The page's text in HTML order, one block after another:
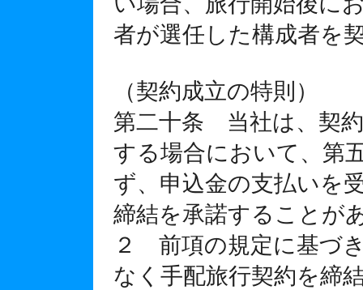
者が選任した構成者を
（契約成立の特則）
第二十条 当社は、契
する場合において、第
ず、申込金の支払いを
締結を承諾することが
２ 前項の規定に基づ
なく手配旅行契約を締